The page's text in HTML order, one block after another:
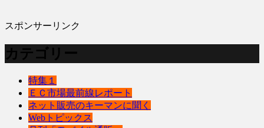
スポンサーリンク
カテゴリー
特集１
ＥＣ市場最前線レポート
ネット販売のキーマンに聞く
Webトピックス